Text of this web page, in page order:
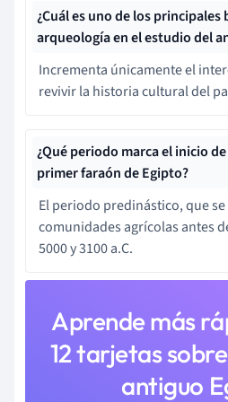
¿Cuál es uno de los principales
arqueología en el estudio del
Incrementa únicamente el
revivir la historia cultural del
¿Qué periodo marca el inicio
primer faraón de Egipto?
El periodo predinástico, que
comunidades agrícolas antes
5000 y 3100 a.C.
Aprende más
12 tarjetas
antiguo